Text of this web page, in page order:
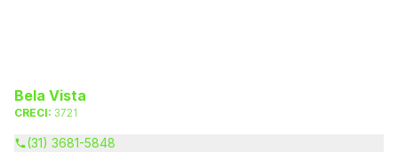
Bela Vista
CRECI: 3721
(31) 3681-5848